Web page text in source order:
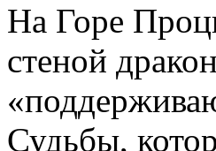
На Горе
стеной
Судьбы,